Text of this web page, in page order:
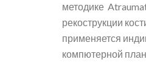
методике
рекострукции
применяется
компютерной